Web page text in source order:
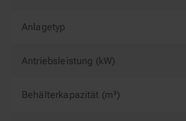
Anlagetyp
Antriebsleistung (kW)
Behälterkapazität (m³)